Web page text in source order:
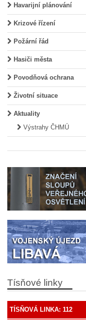
Havarijní plánování
Krizové řízení
Požární řád
Hasiči města
Povodňová ochrana
Životní situace
Aktuality
Výstrahy ČHMÚ
Tísňové linky
TÍSŇOVÁ LINKA: 112